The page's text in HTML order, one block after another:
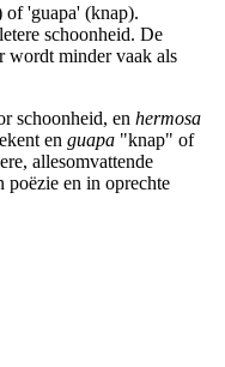
of 'guapa' (knap).
schoonheid. De
wordt minder vaak als
schoonheid, en hermosa
en guapa "knap" of
allesomvattende
en in oprechte